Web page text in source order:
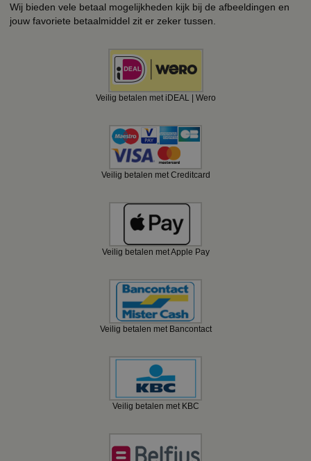
Wij bieden vele betaal mogelijkheden kijk bij de afbeeldingen en
jouw favoriete betaalmiddel zit er zeker tussen.
Veilig betalen met iDEAL | Wero
Veilig betalen met Creditcard
Veilig betalen met Apple Pay
Veilig betalen met Bancontact
Veilig betalen met KBC